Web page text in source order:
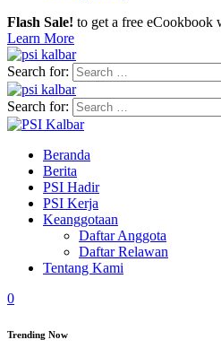
Flash Sale! to get a free eCookbook
Learn More
Search for:
Search for:
Beranda
Berita
PSI Hadir
PSI Kerja
Keanggotaan
Daftar Anggota
Daftar Relawan
Tentang Kami
0
Trending Now